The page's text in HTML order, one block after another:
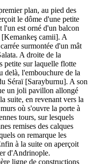
plan, au pied des
le dôme d'une petite
l'un est orné d'un balcon
camii]. A
surmontée d'un mât
A droite de la
petite sur laquelle flotte
delà, l'embouchure de la
Séraï [Sarayburnu]. A son
un joli pavillon allongé
suite, en revenant vers la
où s'ouvre la porte à
tours, sur lesquels
remises des calques
on remarque les
à la suite on aperçoit
d'Andrinople.
ligne de constructions